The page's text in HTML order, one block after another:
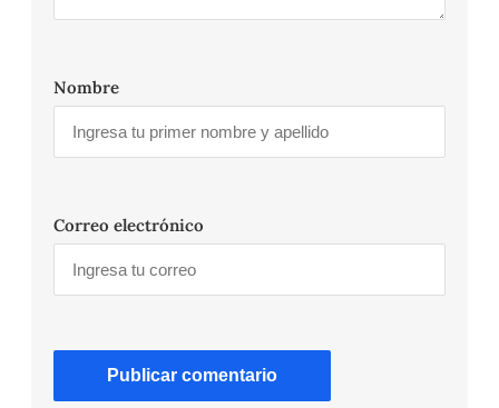
Nombre
Correo electrónico